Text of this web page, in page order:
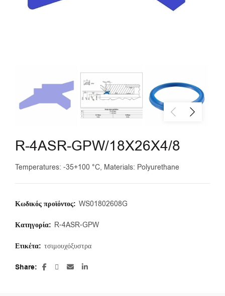
R-4ASR-GPW/18X26X4/8
Temperatures: -35+100 °C, Materials: Polyurethane
Κωδικός προϊόντος: WS01802608G
Κατηγορία: R-4ASR-GPW
Ετικέτα: τσιμουχόξυστρα
Share